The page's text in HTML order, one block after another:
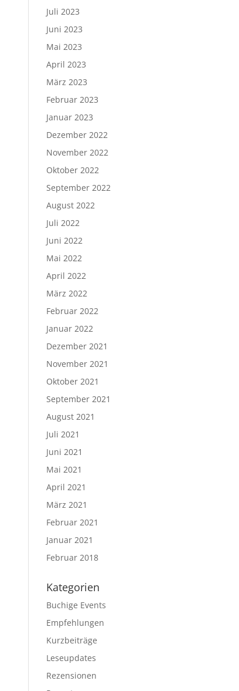
Juli 2023
Juni 2023
Mai 2023
April 2023
März 2023
Februar 2023
Januar 2023
Dezember 2022
November 2022
Oktober 2022
September 2022
August 2022
Juli 2022
Juni 2022
Mai 2022
April 2022
März 2022
Februar 2022
Januar 2022
Dezember 2021
November 2021
Oktober 2021
September 2021
August 2021
Juli 2021
Juni 2021
Mai 2021
April 2021
März 2021
Februar 2021
Januar 2021
Februar 2018
Kategorien
Buchige Events
Empfehlungen
Kurzbeiträge
Leseupdates
Rezensionen